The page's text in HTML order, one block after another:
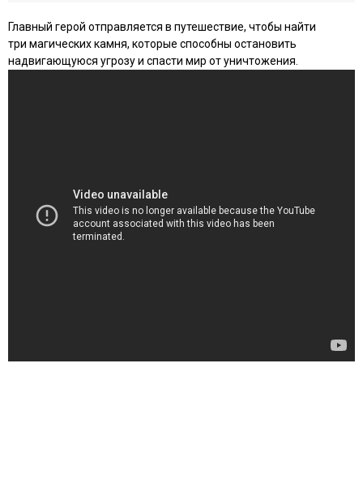
Главный герой отправляется в путешествие, чтобы найти
три магических камня, которые способны остановить
надвигающуюся угрозу и спасти мир от уничтожения.